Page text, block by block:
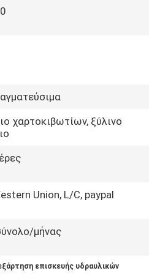
χαρτοκιβωτίων, ξύλινο
Union, L/C, paypal
μήνας
επισκευής υδραυλικών